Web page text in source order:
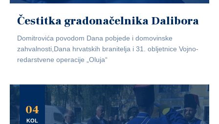
Čestitka gradonačelnika Dalibora
Domitrovića povodom Dana pobjede i domovinske
zahvalnosti,Dana hrvatskih branitelja i 31. obljetnice Vojno-
redarstvene operacije „Oluja“
04
KOL